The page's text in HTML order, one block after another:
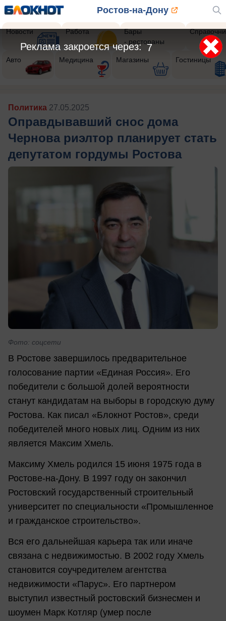
Ростов-на-Дону
Новости Работа
Бары
- рестораны
Авто Медицина Магазины Гостиницы
Политика 27.05.2025
Оправдывавший снос дома
Чернова риэлтор планирует стать
депутатом гордумы Ростова
Фото: соцсети
В Ростове завершилось предварительное
голосование партии «Единая Россия». Его
победители с большой долей вероятности
станут кандидатам на выборы в городскую думу
Ростова. Как писал «Блокнот Ростов», среди
победителей много новых лиц. Одним из них
является Максим Хмель.
Максиму Хмель родился 15 июня 1975 года в
Ростове-на-Дону. В 1997 году он закончил
Ростовский государственный строительный
университет по специальности «Промышленное
и гражданское строительство».
Вся его дальнейшая карьера так или иначе
связана с недвижимостью. В 2002 году Хмель
становится соучредителем агентства
недвижимости «Парус». Его партнером
выступил известный ростовский бизнесмен и
шоумен Марк Котляр (умер после
5
Реклама закроется через: